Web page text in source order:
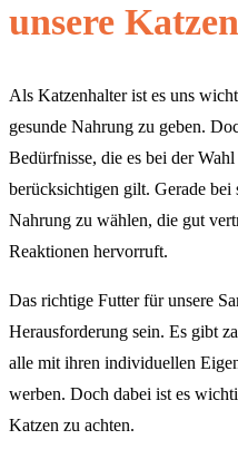
unsere Katzen
Als Katzenhalter ist es uns
gesunde Nahrung zu geben.
Bedürfnisse, die es bei der
berücksichtigen gilt. Gerade
Nahrung zu wählen, die gut
Reaktionen hervorruft.
Das richtige Futter für unsere
Herausforderung sein. Es gibt
alle mit ihren individuellen
werben. Doch dabei ist es
Katzen zu achten.